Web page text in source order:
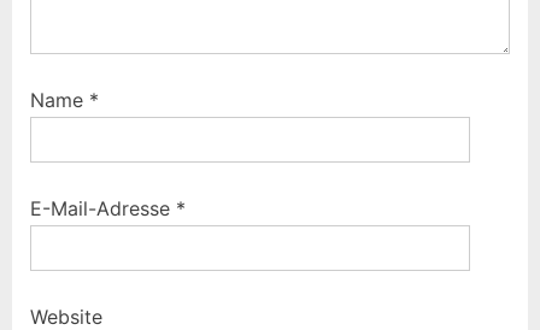
Name *
E-Mail-Adresse *
Website